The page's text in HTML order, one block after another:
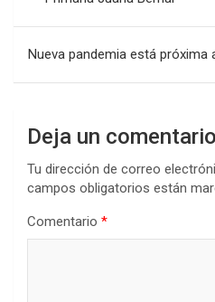
entradas
Nueva pandemia está próxima
Deja un comentario
Tu dirección de correo
campos obligatorios están
Comentario *